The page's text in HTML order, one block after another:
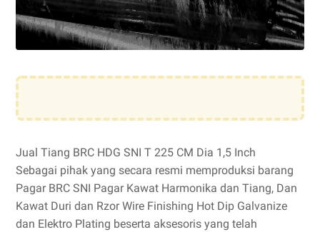
Jual Tiang BRC HDG SNI T 225 CM Dia 1,5 Inch
Sebagai pihak yang secara resmi memproduksi barang
Pagar BRC SNI Pagar Kawat Harmonika dan Tiang, Dan
Kawat Duri dan Rzor Wire Finishing Hot Dip Galvanize
dan Elektro Plating beserta aksesoris yang telah